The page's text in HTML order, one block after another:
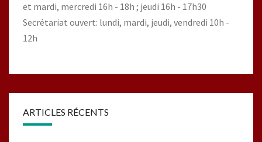
et mardi, mercredi 16h - 18h ; jeudi 16h - 17h30
Secrétariat ouvert: lundi, mardi, jeudi, vendredi 10h -
12h
ARTICLES RÉCENTS